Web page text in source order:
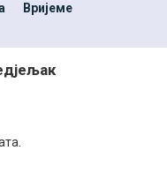
Вријеме